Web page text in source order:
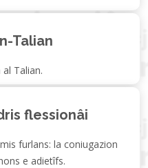
Talian
Talian.
flessionâi
furlans: la coniugazion
e adietîfs.